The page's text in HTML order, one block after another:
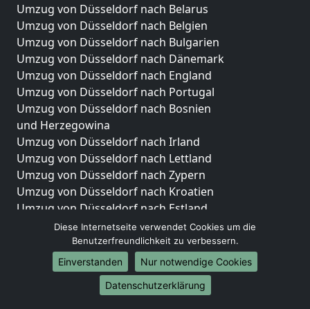
Umzug von Düsseldorf nach Belarus
Umzug von Düsseldorf nach Belgien
Umzug von Düsseldorf nach Bulgarien
Umzug von Düsseldorf nach Dänemark
Umzug von Düsseldorf nach England
Umzug von Düsseldorf nach Portugal
Umzug von Düsseldorf nach Bosnien
und Herzegowina
Umzug von Düsseldorf nach Irland
Umzug von Düsseldorf nach Lettland
Umzug von Düsseldorf nach Zypern
Umzug von Düsseldorf nach Kroatien
Umzug von Düsseldorf nach Estland
Umzug von Düsseldorf nach Finnland
Umzug von Düsseldorf nach Frankreich
Umzug von Düsseldorf nach Griechenland
Umzug von Düsseldorf nach Italien
Umzug von Düsseldorf nach Liechtenstein
Diese Internetseite verwendet Cookies um die
Benutzerfreundlichkeit zu verbessern.
Einverstanden
Nur notwendige Cookies
Datenschutzerklärung